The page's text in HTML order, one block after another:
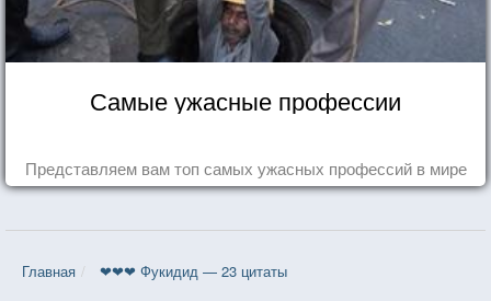
Самые ужасные профессии
Представляем вам топ самых ужасных профессий в мире
Главная ❤❤❤ Фукидид — 23 цитаты